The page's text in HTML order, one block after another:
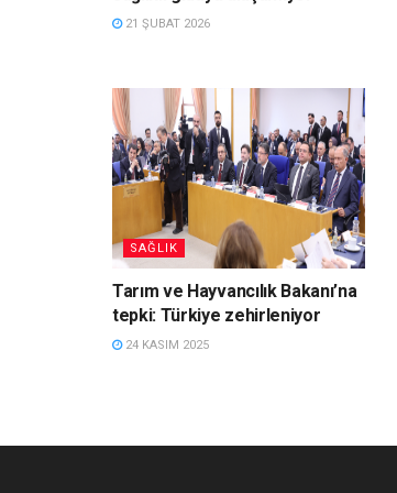
21 ŞUBAT 2026
SAĞLIK
Tarım ve Hayvancılık Bakanı’na
tepki: Türkiye zehirleniyor
24 KASIM 2025